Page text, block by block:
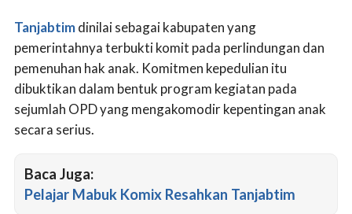
Tanjabtimdinilai sebagai kabupaten yang
pemerintahnya terbukti komit pada perlindungan dan
pemenuhan hak anak. Komitmen kepedulian itu
dibuktikan dalam bentuk program kegiatan pada
sejumlah OPD yang mengakomodir kepentingan anak
secara serius.
Baca Juga:
Pelajar Mabuk Komix Resahkan Tanjabtim